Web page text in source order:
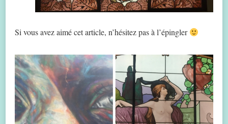
Si vous avez aimé cet article, n’hésitez pas à l’épingler